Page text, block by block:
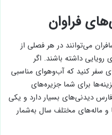
فراوان
می‌توانند در هر فصلی از
داشته باشند. اگر
سفر کنید که آب‌وهوای مناسبی
برای شما جزیره‌های
دیدنی‌های بسیار دارد و یکی
و ماله‌های مختلف سال به‌شمار